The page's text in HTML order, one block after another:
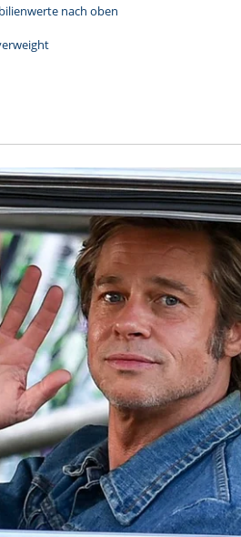
nach oben